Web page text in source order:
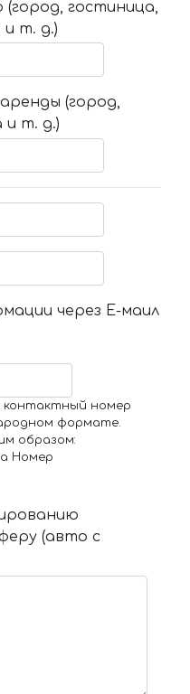
гостиница,
т. д.)
(город,
и т. д.)
через Е-маил
номер
формате.
образом:
Номер
(авто с